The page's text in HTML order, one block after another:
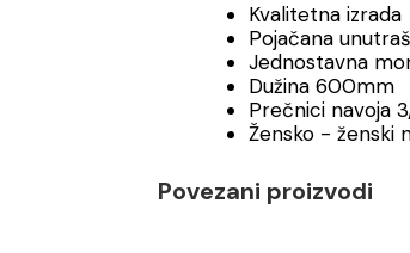
Kvalitetna izrada
Pojačana
Jednostavna
Dužina 600mm
Prečnici navoja
Žensko - ženski
Povezani proizvodi